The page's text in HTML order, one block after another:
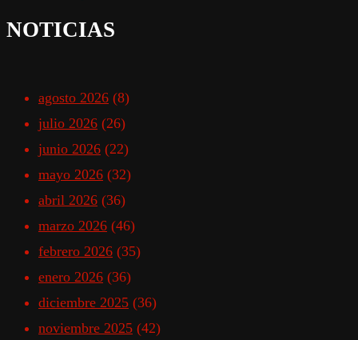
NOTICIAS
agosto 2026 (8)
julio 2026 (26)
junio 2026 (22)
mayo 2026 (32)
abril 2026 (36)
marzo 2026 (46)
febrero 2026 (35)
enero 2026 (36)
diciembre 2025 (36)
noviembre 2025 (42)